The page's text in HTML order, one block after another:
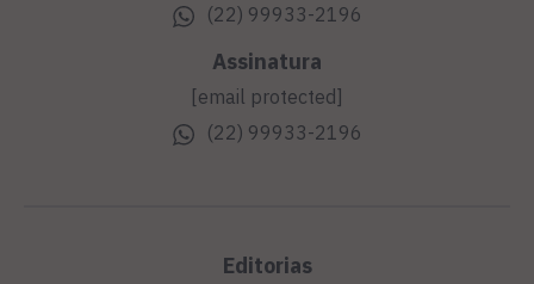
(22) 99933-2196
Assinatura
[email protected]
(22) 99933-2196
Editorias